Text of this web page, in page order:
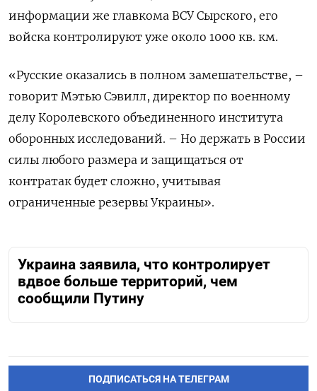
информации же главкома ВСУ Сырского, его
войска контролируют уже около 1000 кв. км.
«Русские оказались в полном замешательстве, –
говорит Мэтью Сэвилл, директор по военному
делу Королевского объединенного института
оборонных исследований. – Но держать в России
силы любого размера и защищаться от
контратак будет сложно, учитывая
ограниченные резервы Украины».
Украина заявила, что контролирует
вдвое больше территорий, чем
сообщили Путину
ПОДПИСАТЬСЯ НА ТЕЛЕГРАМ